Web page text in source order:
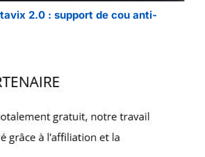
2.0 : support de cou anti-